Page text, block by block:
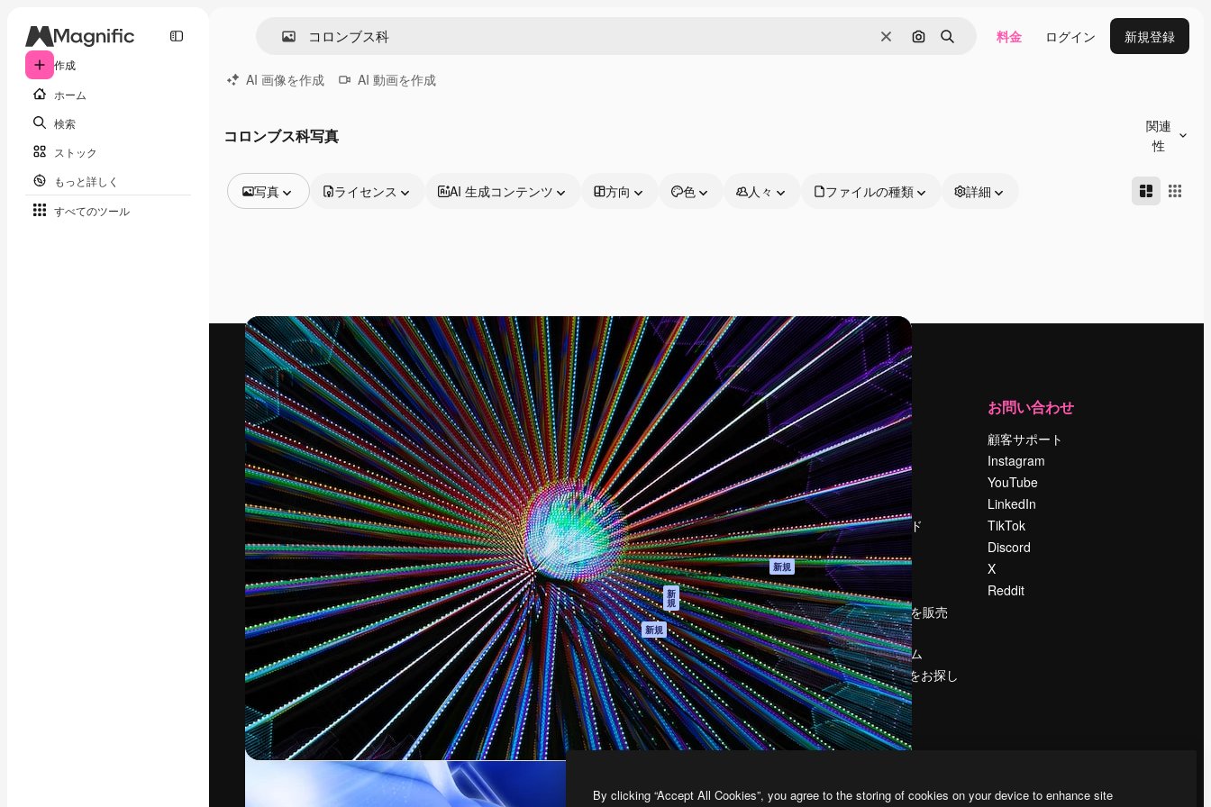
作成
ホーム
検索
ストック
もっと詳しく
すべてのツール
消去 画像で検索
検索 料金 ログイン 新規登録
AI 画像を作成 AI 動画を作成
コロンブス科写真
関連
性
写真
動画
映像素材
モーショングラフィックス
動画テンプレート
アイコン
3D モデル
フォント
ライセンス AI 生成コンテンツ 方向 色 人々 ファイルの種類 詳細
最高のクリエイティブ制作を導くためのプラ
ットフォーム。クリエイター、企業、代理
店、スタジオを含む100万人以上が利用して
います。
日本語
製品
Spaces
AI アシスタント
AI 画像生成ツール
AI 動画生成ツール
AI 音声合成ツール
ストックコンテン
ツ
Claude/ChatGPT
向けMCP
新
規
エージェント 新規
API
モバイルアプリ
すべてのMagnificツ
ール
はじめに
Academy
ドキュメント
サポート
利用規約
プライバシーポリ
シー
オリジナル 新規
クッキーポリシー
トラストセンター
アフィリエイト
法人向け
運営
料金
会社概要
Reviews
採用情報
検索トレンド
ブログ
イベント
Slidesgo
コンテンツを販売
する
プレスルーム
magnific.aiをお探し
ですか？
お問い合わせ
顧客サポート
Instagram
YouTube
LinkedIn
TikTok
Discord
X
Reddit
Copyright © 2010-2026 Freepik Company S.L.U.
By clicking “Accept All Cookies”, you agree to the storing of cookies on your device to enhance site